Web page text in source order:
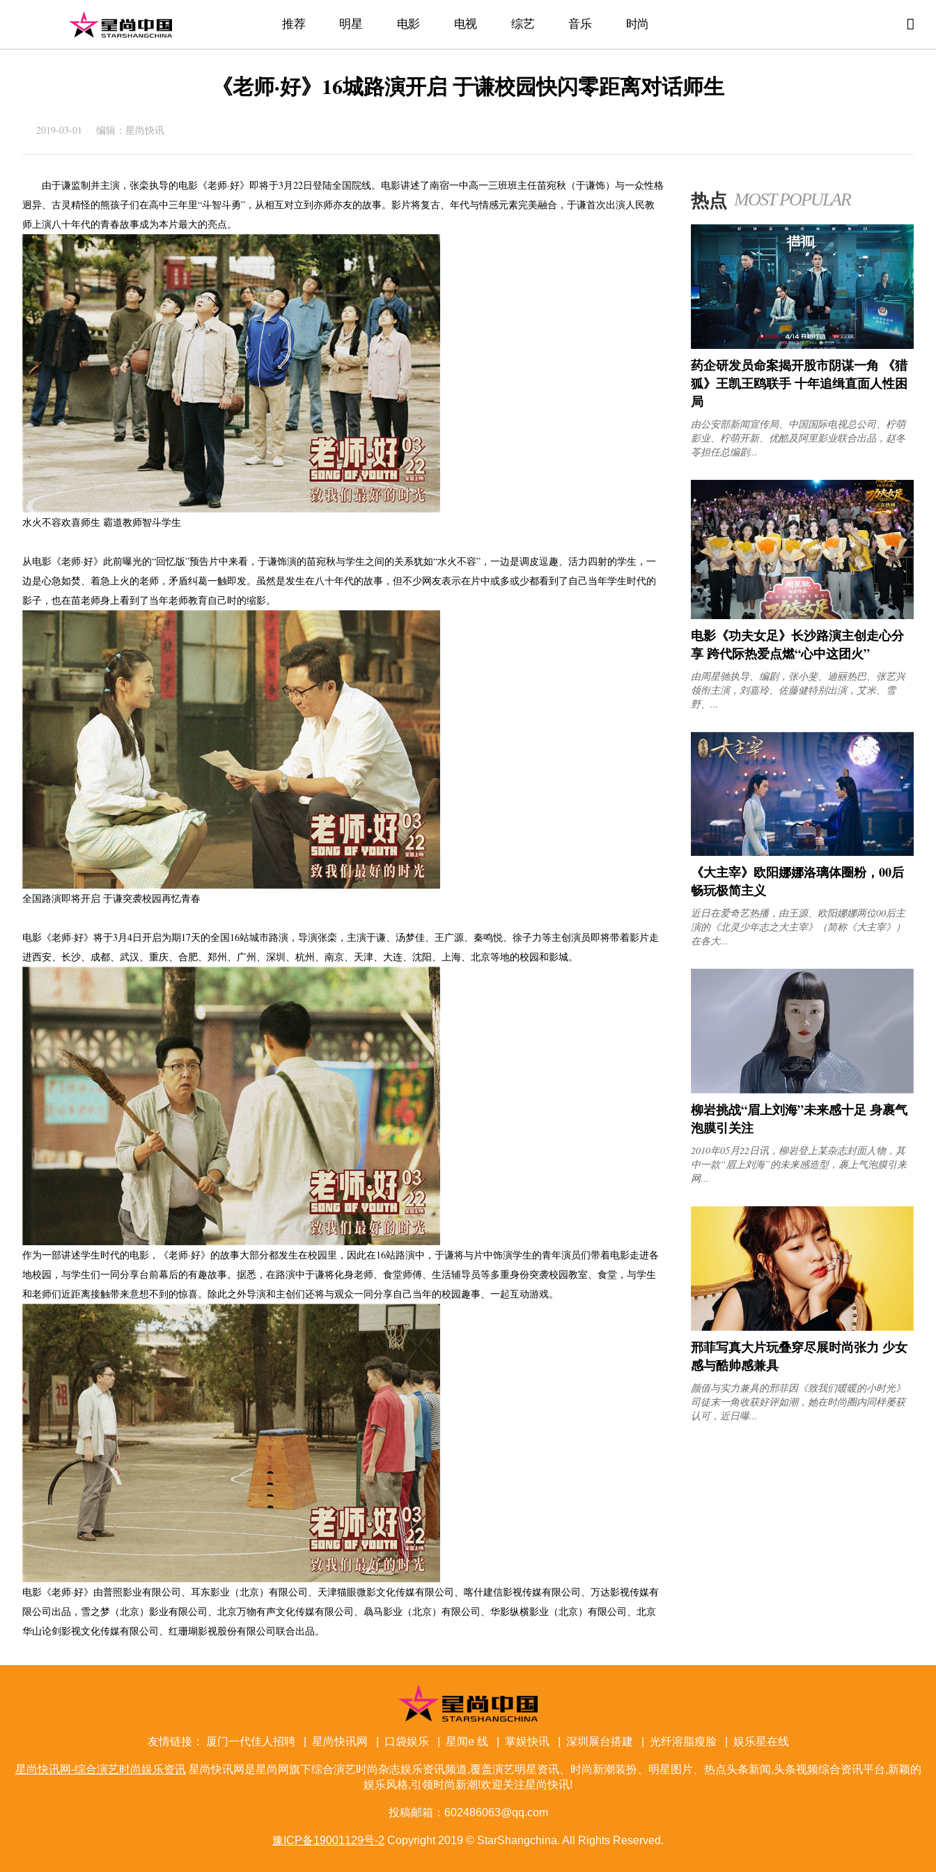
推荐 明星 电影 电视 综艺 音乐 时尚
《老师·好》16城路演开启 于谦校园快闪零距离对话师生
2019-03-01 编辑：星尚快讯
由于谦监制并主演，张栾执导的电影《老师·好》即将于3月22日登陆全国院线。电影讲述了南宿一中高一三班班主任苗宛秋（于谦饰）与一众性格
迥异、古灵精怪的熊孩子们在高中三年里“斗智斗勇”，从相互对立到亦师亦友的故事。影片将复古、年代与情感元素完美融合，于谦首次出演人民教
师上演八十年代的青春故事成为本片最大的亮点。
水火不容欢喜师生 霸道教师智斗学生
从电影《老师·好》此前曝光的“回忆版”预告片中来看，于谦饰演的苗宛秋与学生之间的关系犹如“水火不容”，一边是调皮逗趣、活力四射的学生，一
边是心急如焚、着急上火的老师，矛盾纠葛一触即发。虽然是发生在八十年代的故事，但不少网友表示在片中或多或少都看到了自己当年学生时代的
影子，也在苗老师身上看到了当年老师教育自己时的缩影。
全国路演即将开启 于谦突袭校园再忆青春
电影《老师·好》将于3月4日开启为期17天的全国16站城市路演，导演张栾，主演于谦、汤梦佳、王广源、秦鸣悦、徐子力等主创演员即将带着影片走
进西安、长沙、成都、武汉、重庆、合肥、郑州、广州、深圳、杭州、南京、天津、大连、沈阳、上海、北京等地的校园和影城。
作为一部讲述学生时代的电影，《老师·好》的故事大部分都发生在校园里，因此在16站路演中，于谦将与片中饰演学生的青年演员们带着电影走进各
地校园，与学生们一同分享台前幕后的有趣故事。据悉，在路演中于谦将化身老师、食堂师傅、生活辅导员等多重身份突袭校园教室、食堂，与学生
和老师们近距离接触带来意想不到的惊喜。除此之外导演和主创们还将与观众一同分享自己当年的校园趣事、一起互动游戏。
电影《老师·好》由普照影业有限公司、耳东影业（北京）有限公司、天津猫眼微影文化传媒有限公司、喀什建信影视传媒有限公司、万达影视传媒有
限公司出品，雪之梦（北京）影业有限公司、北京万物有声文化传媒有限公司、骉马影业（北京）有限公司、华影纵横影业（北京）有限公司、北京
华山论剑影视文化传媒有限公司、红珊瑚影视股份有限公司联合出品。
热点 MOST POPULAR
药企研发员命案揭开股市阴谋一角 《猎
狐》王凯王鸥联手 十年追缉直面人性困
局
由公安部新闻宣传局、中国国际电视总公司、柠萌
影业、柠萌开新、优酷及阿里影业联合出品，赵冬
苓担任总编剧...
电影《功夫女足》长沙路演主创走心分
享 跨代际热爱点燃“心中这团火”
由周星驰执导、编剧，张小斐、迪丽热巴、张艺兴
领衔主演，刘嘉玲、佐藤健特别出演，艾米、雪
野、...
《大主宰》欧阳娜娜洛璃体圈粉，00后
畅玩极简主义
近日在爱奇艺热播，由王源、欧阳娜娜两位00后主
演的《北灵少年志之大主宰》（简称《大主宰》）
在各大...
柳岩挑战“眉上刘海”未来感十足 身裹气
泡膜引关注
2010年05月22日讯，柳岩登上某杂志封面人物，其
中一款“眉上刘海”的未来感造型，裹上气泡膜引来
网...
邢菲写真大片玩叠穿尽展时尚张力 少女
感与酷帅感兼具
颜值与实力兼具的邢菲因《致我们暖暖的小时光》
司徒末一角收获好评如潮，她在时尚圈内同样屡获
认可，近日曝...
友情链接： 厦门一代佳人招聘| 星尚快讯网 口袋娱乐| 星闻e 线| 掌娱快讯| 深圳展台搭建 光纤溶脂瘦脸| 娱乐星在线
星尚快讯网-综合演艺时尚娱乐资讯星尚快讯网是星尚网旗下综合演艺时尚杂志娱乐资讯频道,覆盖演艺明星资讯、时尚新潮装扮、明星图片、热点头条新闻,头条视频综合资讯平台,新颖的
娱乐风格,引领时尚新潮!欢迎关注星尚快讯!
投稿邮箱：602486063@qq.com
豫ICP备19001129号-2 Copyright 2019 © StarShangchina. All Rights Reserved.